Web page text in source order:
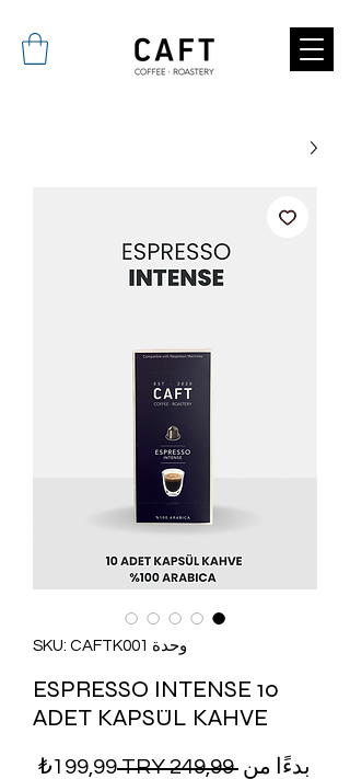
وحدة SKU: CAFTK001
ESPRESSO INTENSE 10
ADET KAPSÜL KAHVE
بدءًا من ‏249,99 TRY سعر عادي
199,99₺ سعر